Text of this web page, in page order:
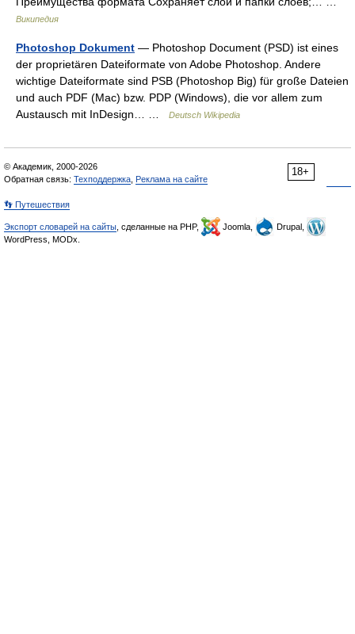
Википедия
Photoshop Dokument — Photoshop Document (PSD) ist eines
der proprietären Dateiformate von Adobe Photoshop. Andere
wichtige Dateiformate sind PSB (Photoshop Big) für große Dateien
und auch PDF (Mac) bzw. PDP (Windows), die vor allem zum
Austausch mit InDesign… …
Deutsch Wikipedia
18+
© Академик, 2000-2026
Обратная связь: Техподдержка Реклама на сайте
👣 Путешествия
Экспорт словарей на сайты , сделанные на PHP, Joomla,
Drupal,
WordPress, MODx.